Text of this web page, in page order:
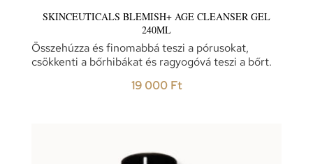
SKINCEUTICALS BLEMISH+ AGE CLEANSER GEL
240ML
Összehúzza és finomabbá teszi a pórusokat,
csökkenti a bőrhibákat és ragyogóvá teszi a bőrt.
19 000 Ft